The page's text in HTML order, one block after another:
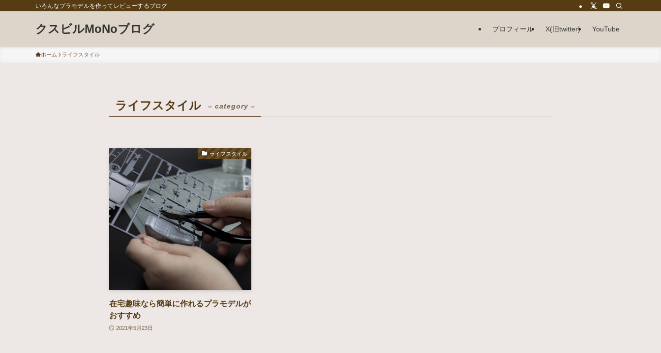
いろんなプラモデルを作ってレビューするブログ
クスビルMoNoブログ プロフィール X(旧twitter) YouTube
ホーム ライフスタイル
ライフスタイル – category –
ライフスタイル
在宅趣味なら簡単に作れるプラモデルが
おすすめ
2021年5月23日